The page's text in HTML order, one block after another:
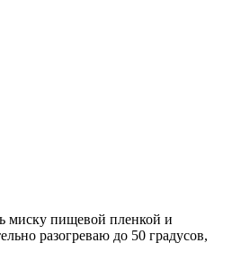
миску пищевой пленкой и
разогреваю до 50 градусов,